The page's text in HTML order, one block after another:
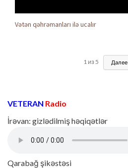
Vətən qəhrəmanları ilə ucalır
1 из 5 Далее
VETERAN Radio
İrəvan: gizlədilmiş həqiqətlər
Qarabağ şikəstəsi